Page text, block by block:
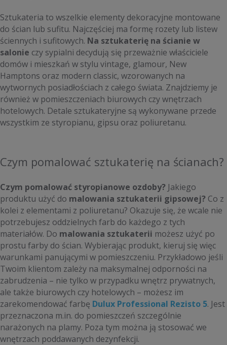
Sztukateria to wszelkie elementy dekoracyjne montowane
do ścian lub sufitu. Najczęściej ma formę rozety lub listew
ściennych i sufitowych. Na sztukaterię na ścianie w
salonie czy sypialni decydują się przeważnie właściciele
domów i mieszkań w stylu vintage, glamour, New
Hamptons oraz modern classic, wzorowanych na
wytwornych posiadłościach z całego świata. Znajdziemy je
również w pomieszczeniach biurowych czy wnętrzach
hotelowych. Detale sztukateryjne są wykonywane przede
wszystkim ze styropianu, gipsu oraz poliuretanu.
Czym pomalować sztukaterię na ścianach?
Czym pomalować styropianowe ozdoby? Jakiego
produktu użyć do malowania sztukaterii gipsowej? Co z
kolei z elementami z poliuretanu? Okazuje się, że wcale nie
potrzebujesz oddzielnych farb do każdego z tych
materiałów. Do malowania sztukaterii możesz użyć po
prostu farby do ścian. Wybierając produkt, kieruj się więc
warunkami panującymi w pomieszczeniu. Przykładowo jeśli
Twoim klientom zależy na maksymalnej odporności na
zabrudzenia – nie tylko w przypadku wnętrz prywatnych,
ale także biurowych czy hotelowych – możesz im
zarekomendować farbę Dulux Professional Rezisto 5. Jest
przeznaczona m.in. do pomieszczeń szczególnie
narażonych na plamy. Poza tym można ją stosować we
wnętrzach poddawanych dezynfekcji.